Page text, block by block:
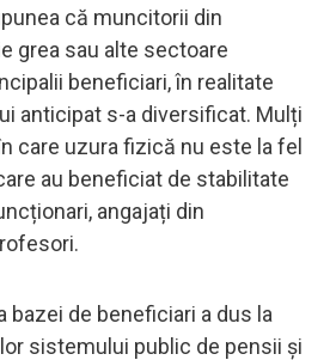
că muncitorii din
grea sau alte sectoare
beneficiari, în realitate
anticipat s-a diversificat. Mulți
care uzura fizică nu este la fel
au beneficiat de stabilitate
angajați din
bazei de beneficiari a dus la
sistemului public de pensii și